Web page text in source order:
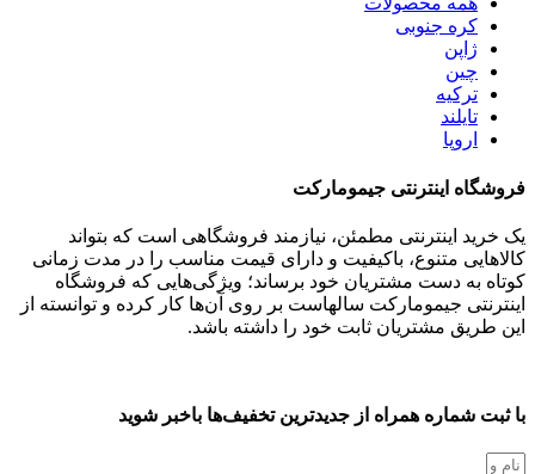
کره جنوبی
ژاپن
چین
ترکیه
تایلند
اروپا
فروشگاه اینترنتی جیمومارکت
یک خرید اینترنتی مطمئن، نیازمند فروشگاهی است که بتواند
کالاهایی متنوع، باکیفیت و دارای قیمت مناسب را در مدت زمانی
کوتاه به دست مشتریان خود برساند؛ ویژگی‌هایی که فروشگاه
اینترنتی جیمومارکت سالهاست بر روی آن‌ها کار کرده و توانسته از
این طریق مشتریان ثابت خود را داشته باشد.
با ثبت شماره همراه از جدید‌ترین تخفیف‌ها با‌خبر شوید